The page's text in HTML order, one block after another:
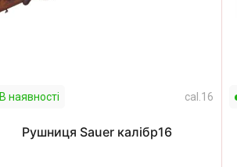
В наявності cal.16
Рушниця Sauer калібр16